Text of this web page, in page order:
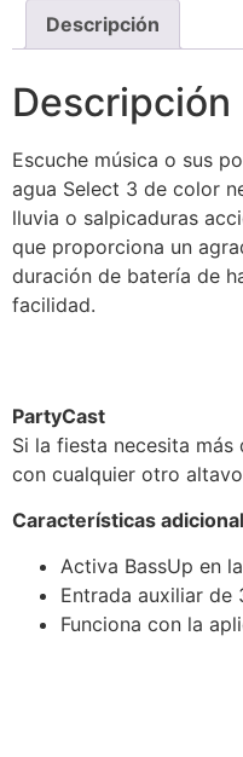
Descripción
Descripción
Escuche música o sus
agua Select 3 de color
lluvia o salpicaduras
que proporciona un
duración de batería de
facilidad.
PartyCast
Si la fiesta necesita
con cualquier otro
Características
Activa BassUp en
Entrada auxiliar de
Funciona con la